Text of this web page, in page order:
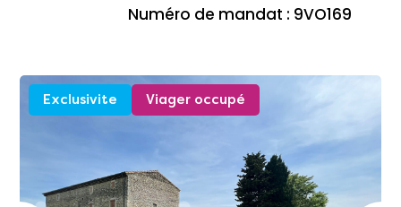
Numéro de mandat : 9VO169
Exclusivite Viager occupé